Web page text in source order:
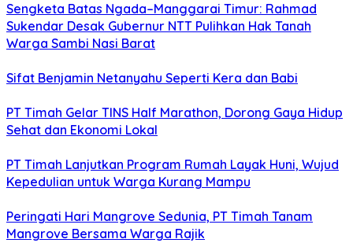
Sengketa Batas Ngada–Manggarai Timur: Rahmad
Sukendar Desak Gubernur NTT Pulihkan Hak Tanah
Warga Sambi Nasi Barat
Sifat Benjamin Netanyahu Seperti Kera dan Babi
PT Timah Gelar TINS Half Marathon, Dorong Gaya Hidup
Sehat dan Ekonomi Lokal
PT Timah Lanjutkan Program Rumah Layak Huni, Wujud
Kepedulian untuk Warga Kurang Mampu
Peringati Hari Mangrove Sedunia, PT Timah Tanam
Mangrove Bersama Warga Rajik